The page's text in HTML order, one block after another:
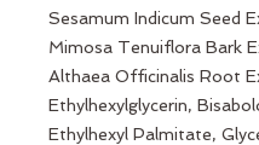
Sesamum Indicum Seed
Mimosa Tenuiflora Bark
Althaea Officinalis Root
Ethylhexylglycerin,
Ethylhexyl Palmitate,